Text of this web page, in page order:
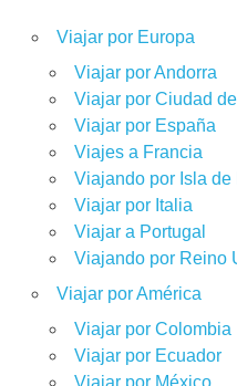
Viajar por Europa
Viajar por Andorra
Viajar por Ciudad
Viajar por España
Viajes a Francia
Viajando por Isla de
Viajar por Italia
Viajar a Portugal
Viajando por Reino
Viajar por América
Viajar por Colombia
Viajar por Ecuador
Viajar por México